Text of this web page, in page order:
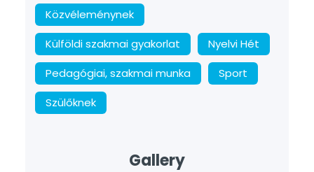
Közvéleménynek
Külföldi szakmai gyakorlat
Nyelvi Hét
Pedagógiai, szakmai munka
Sport
Szülőknek
Gallery